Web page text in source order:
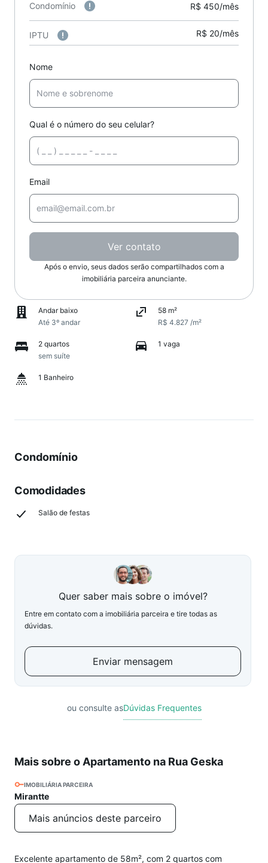
Condomínio R$ 450/mês
IPTU R$ 20/mês
Nome
Qual é o número do seu celular?
Email
Ver contato
Após o envio, seus dados serão compartilhados com a
imobiliária parceira anunciante.
Andar baixo
Até 3º andar
58 m²
R$ 4.827 /m²
2 quartos
sem suíte
1 vaga
1 Banheiro
Condomínio
Comodidades
Salão de festas
Quer saber mais sobre o imóvel?
Entre em contato com a imobiliária parceira e tire todas as
dúvidas.
Enviar mensagem
ou consulte asDúvidas Frequentes
Mais sobre o Apartamento na Rua Geska
IMOBILIÁRIA PARCEIRA
Mirantte
Mais anúncios deste parceiro
Excelente apartamento de 58m², com 2 quartos com